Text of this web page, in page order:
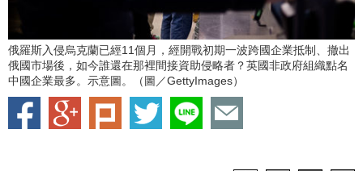
俄羅斯入侵烏克蘭已經11個月，經開戰初期一波跨國企業抵制、撤出
俄國市場後，如今誰還在那裡間接資助侵略者？英國非政府組織點名
中國企業最多。示意圖。（圖／GettyImages）